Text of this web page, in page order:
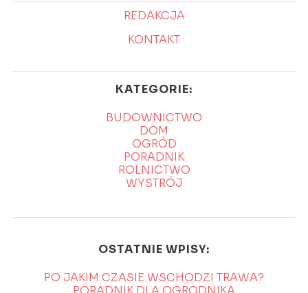
REDAKCJA
KONTAKT
KATEGORIE:
BUDOWNICTWO
DOM
OGRÓD
PORADNIK
ROLNICTWO
WYSTRÓJ
OSTATNIE WPISY:
PO JAKIM CZASIE WSCHODZI TRAWA?